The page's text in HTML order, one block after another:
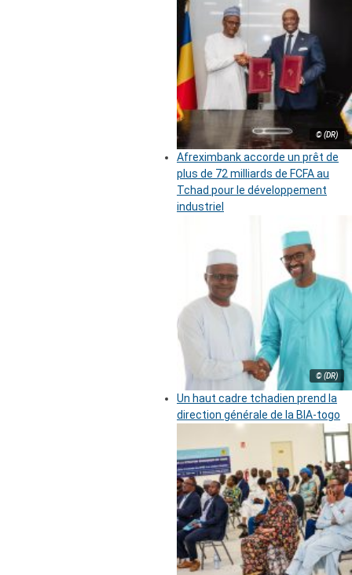
© (DR)
Afreximbank accorde un prêt de
plus de 72 milliards de FCFA au
Tchad pour le développement
industriel
© (DR)
Un haut cadre tchadien prend la
direction générale de la BIA-togo